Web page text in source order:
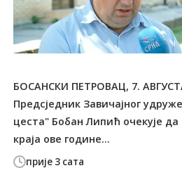
прије 3 сата
БОСАНСКИ ПЕТРОВАЦ, 7.
Предсједник Завичајног
цеста" Бобан Липић очекује да
краја ове године...